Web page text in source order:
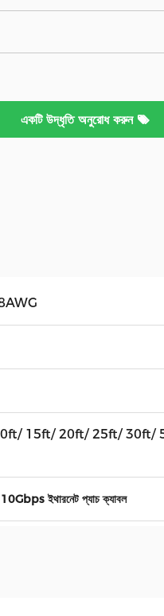
একটি উদ্ধৃতি অনুরোধ করুন
15ft/ 20ft/ 25ft/ 30ft/
10Gbps ইথারনেট প্যাচ ক্যাবল